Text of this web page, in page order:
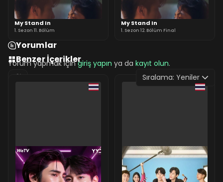
My Stand In
1. Sezon 11. Bölüm
My Stand In
1. Sezon 12. Bölüm Final
Yorumlar
Yorum yapmak içingiriş yapın ya da kayıt olun.
Sıralama: Yeniler
Benzer İçerikler